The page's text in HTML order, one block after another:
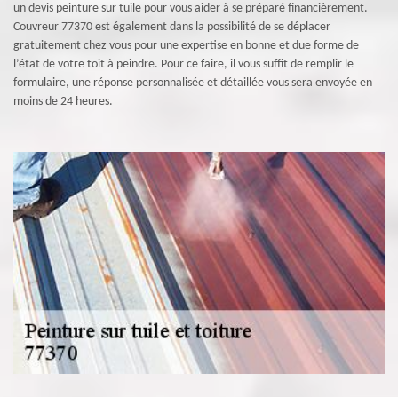
un devis peinture sur tuile pour vous aider à se préparé financièrement.
Couvreur 77370 est également dans la possibilité de se déplacer
gratuitement chez vous pour une expertise en bonne et due forme de
l’état de votre toit à peindre. Pour ce faire, il vous suffit de remplir le
formulaire, une réponse personnalisée et détaillée vous sera envoyée en
moins de 24 heures.